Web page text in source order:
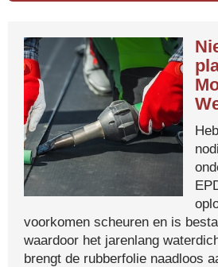
voorkomen scheuren en is
waardoor het jarenlang
brengt de rubberfolie naadloos